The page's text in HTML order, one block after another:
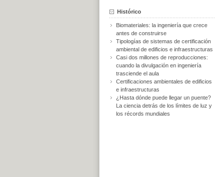
Histórico
Biomateriales: la ingeniería que crece
antes de construirse
Tipologías de sistemas de certificación
ambiental de edificios e infraestructuras
Casi dos millones de reproducciones:
cuando la divulgación en ingeniería
trasciende el aula
Certificaciones ambientales de edificios
e infraestructuras
¿Hasta dónde puede llegar un puente?
La ciencia detrás de los límites de luz y
los récords mundiales